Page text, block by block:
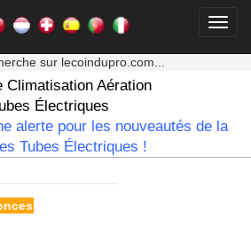
sur lecoindupro.com...
Climatisation Aération
Électriques
alerte pour les nouveautés de la
Tubes Électriques !